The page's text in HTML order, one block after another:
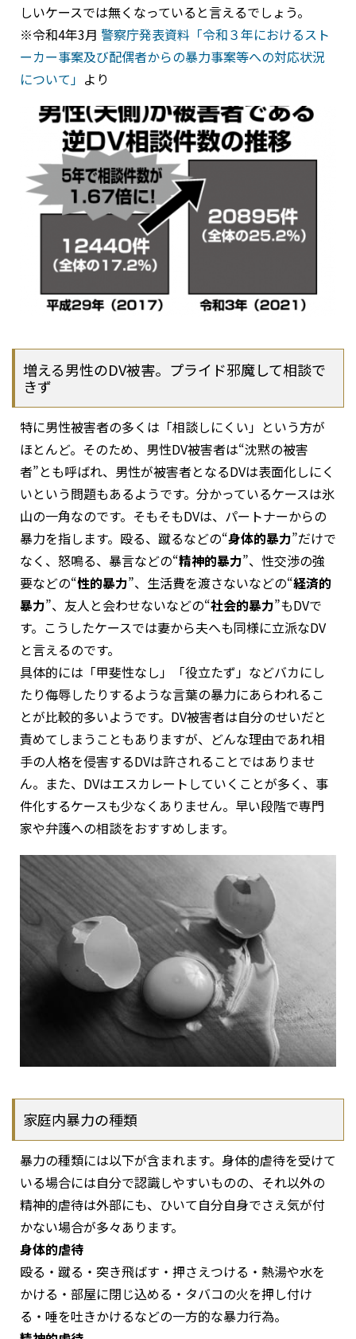
しいケースでは無くなっていると言えるでしょう。
※令和4年3月 警察庁発表資料「令和３年におけるスト
ーカー事案及び配偶者からの暴力事案等への対応状況
について」 より
増える男性のDV被害。プライド邪魔して相談で
きず
特に男性被害者の多くは「相談しにくい」という方が
ほとんど。そのため、男性DV被害者は“沈黙の被害
者”とも呼ばれ、男性が被害者となるDVは表面化しにく
いという問題もあるようです。分かっているケースは氷
山の一角なのです。そもそもDVは、パートナーからの
暴力を指します。殴る、蹴るなどの“身体的暴力”だけで
なく、怒鳴る、暴言などの“精神的暴力”、性交渉の強
要などの“性的暴力”、生活費を渡さないなどの“経済的
暴力”、友人と会わせないなどの“社会的暴力”もDVで
す。こうしたケースでは妻から夫へも同様に立派なDV
と言えるのです。
具体的には「甲斐性なし」「役立たず」などバカにし
たり侮辱したりするような言葉の暴力にあらわれるこ
とが比較的多いようです。DV被害者は自分のせいだと
責めてしまうこともありますが、どんな理由であれ相
手の人格を侵害するDVは許されることではありませ
ん。また、DVはエスカレートしていくことが多く、事
件化するケースも少なくありません。早い段階で専門
家や弁護への相談をおすすめします。
家庭内暴力の種類
暴力の種類には以下が含まれます。身体的虐待を受けて
いる場合には自分で認識しやすいものの、それ以外の
精神的虐待は外部にも、ひいて自分自身でさえ気が付
かない場合が多々あります。
身体的虐待
殴る・蹴る・突き飛ばす・押さえつける・熱湯や水を
かける・部屋に閉じ込める・タバコの火を押し付け
る・唾を吐きかけるなどの一方的な暴力行為。